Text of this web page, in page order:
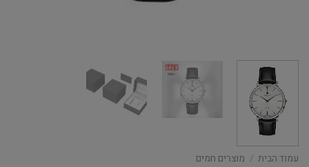
עמוד הבית / מוצרים חמים